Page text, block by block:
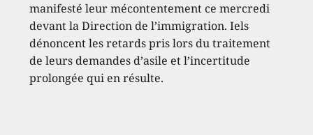
manifesté leur mécontentement ce mercredi
devant la Direction de l’immigration. Iels
dénoncent les retards pris lors du traitement
de leurs demandes d’asile et l’incertitude
prolongée qui en résulte.